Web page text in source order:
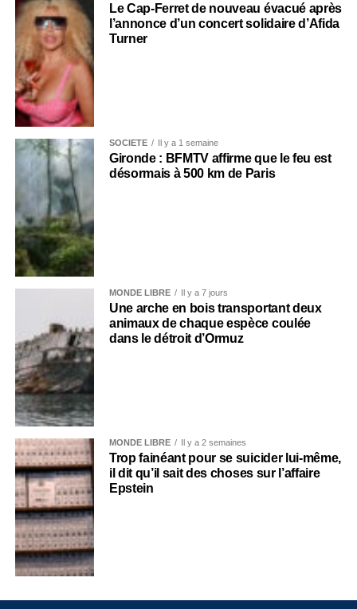
Le Cap-Ferret de nouveau évacué après
l’annonce d’un concert solidaire d’Afida
Turner
SOCIÉTÉ Il y a 1 semaine
Gironde : BFMTV affirme que le feu est
désormais à 500 km de Paris
MONDE LIBRE Il y a 7 jours
Une arche en bois transportant deux
animaux de chaque espèce coulée
dans le détroit d’Ormuz
MONDE LIBRE Il y a 2 semaines
Trop fainéant pour se suicider lui-même,
il dit qu’il sait des choses sur l’affaire
Epstein